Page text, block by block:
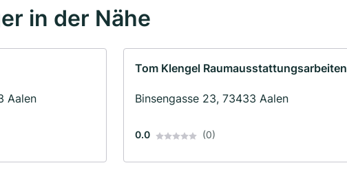
in der Nähe
Aalen
Tom Klengel Raumausstattungsarbeiten
Binsengasse 23, 73433 Aalen
0.0 (0)